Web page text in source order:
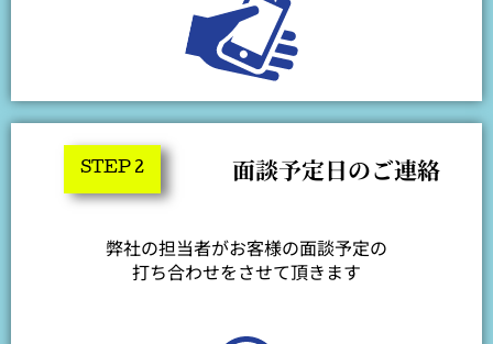
STEP 2 面談予定日のご連絡
弊社の担当者がお客様の面談予定の
打ち合わせをさせて頂きます